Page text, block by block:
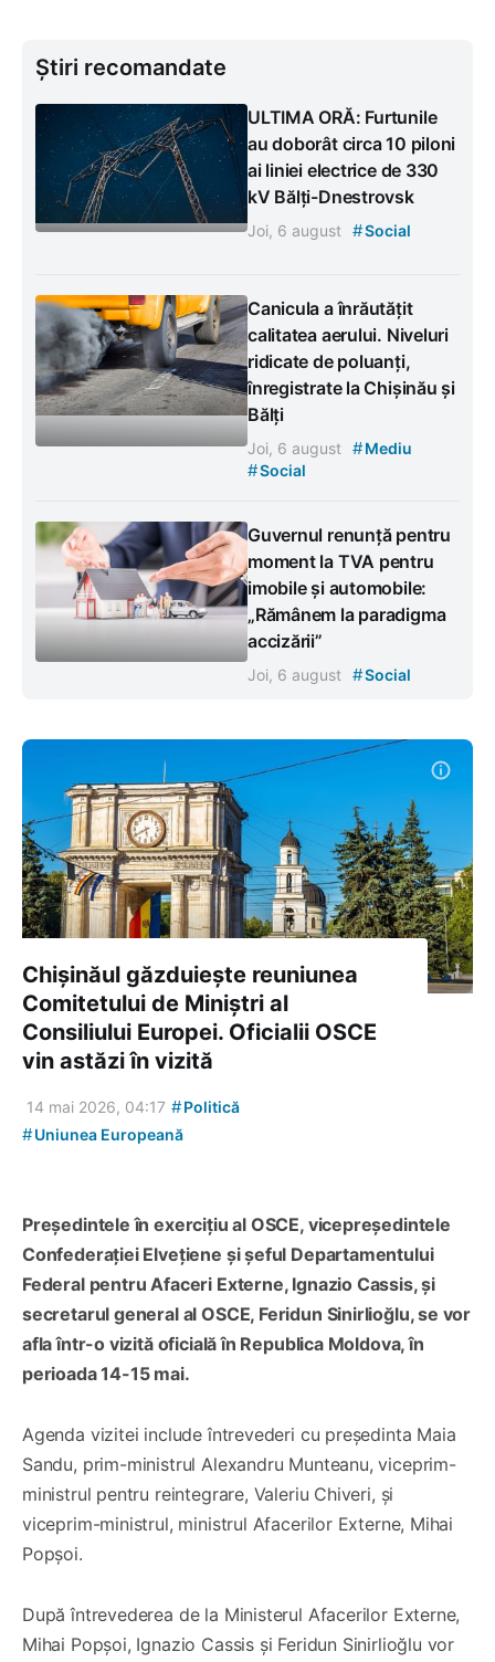
Știri recomandate
ULTIMA ORĂ: Furtunile
au doborât circa 10 piloni
ai liniei electrice de 330
kV Bălți-Dnestrovsk
Joi, 6 august #Social
Canicula a înrăutățit
calitatea aerului. Niveluri
ridicate de poluanți,
înregistrate la Chișinău și
Bălți
Joi, 6 august #Mediu
#Social
Guvernul renunță pentru
moment la TVA pentru
imobile și automobile:
„Rămânem la paradigma
accizării”
Joi, 6 august #Social
Chișinăul găzduiește reuniunea
Comitetului de Miniștri al
Consiliului Europei. Oficialii OSCE
vin astăzi în vizită
14 mai 2026, 04:17 #Politică
#Uniunea Europeană
Președintele în exercițiu al OSCE, vicepreședintele
Confederației Elvețiene și șeful Departamentului
Federal pentru Afaceri Externe, Ignazio Cassis, și
secretarul general al OSCE, Feridun Sinirlioğlu, se vor
afla într-o vizită oficială în Republica Moldova, în
perioada 14-15 mai.
Agenda vizitei include întrevederi cu președinta Maia
Sandu, prim-ministrul Alexandru Munteanu, viceprim-
ministrul pentru reintegrare, Valeriu Chiveri, și
viceprim-ministrul, ministrul Afacerilor Externe, Mihai
Popșoi.
După întrevederea de la Ministerul Afacerilor Externe,
Mihai Popșoi, Ignazio Cassis și Feridun Sinirlioğlu vor